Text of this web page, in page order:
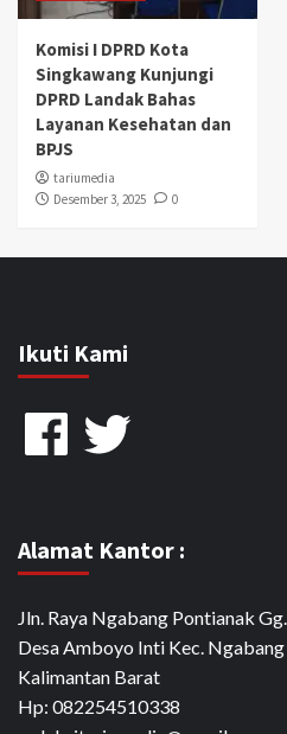
Komisi I DPRD Kota
Singkawang Kunjungi
DPRD Landak Bahas
Layanan Kesehatan dan
BPJS
tariumedia
Desember 3, 2025
0
Ikuti Kami
FacebookTwitter
Alamat Kantor :
Jln. Raya Ngabang Pontianak
Desa Amboyo Inti Kec. Ngabang
Kalimantan Barat
Hp: 082254510338